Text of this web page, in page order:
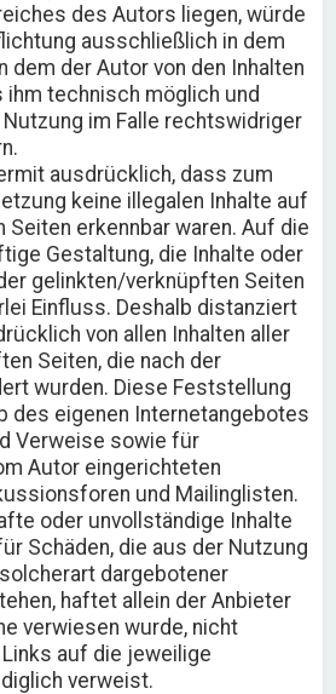
des Autors liegen, würde
ausschließlich in dem
dem der Autor von den Inhalten
ihm technisch möglich und
im Falle rechtswidriger
ausdrücklich, dass zum
keine illegalen Inhalte auf
Seiten erkennbar waren. Auf die
Gestaltung, die Inhalte oder
gelinkten/verknüpften Seiten
Einfluss. Deshalb distanziert
von allen Inhalten aller
Seiten, die nach der
wurden. Diese Feststellung
des eigenen Internetangebotes
Verweise sowie für
Autor eingerichteten
und Mailinglisten.
oder unvollständige Inhalte
Schäden, die aus der Nutzung
dargebotener
haftet allein der Anbieter
verwiesen wurde, nicht
auf die jeweilige
verweist.